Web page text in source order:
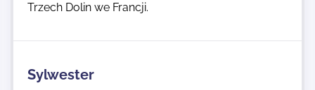
Trzech Dolin we Francji.
Sylwester